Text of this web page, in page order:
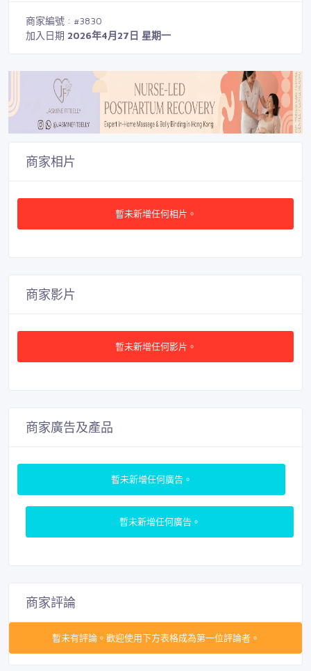
商家編號 : #3830
加入日期 2026年4月27日 星期一
商家相片
暫未新增任何相片。
商家影片
暫未新增任何影片。
商家廣告及產品
暫未新增任何廣告。
暫未新增任何廣告。
商家評論
暫未有評論。歡迎使用下方表格成為第一位評論者。